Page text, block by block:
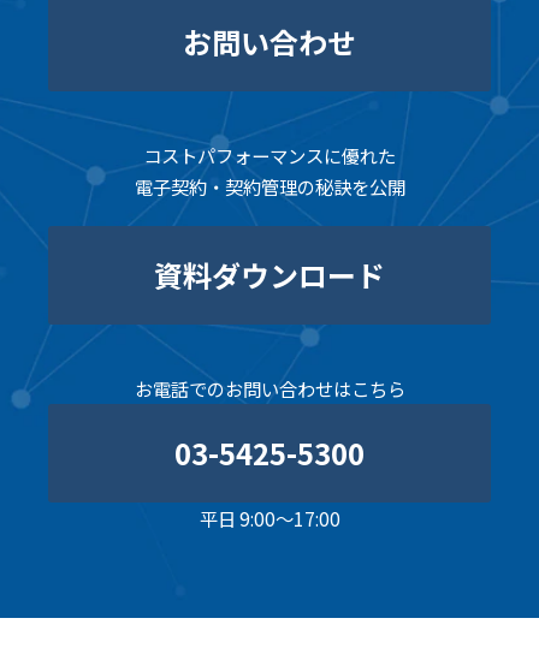
お問い合わせ
コストパフォーマンスに優れた
電子契約・契約管理の秘訣を公開
資料ダウンロード
お電話でのお問い合わせはこちら
03-5425-5300
平日 9:00～17:00